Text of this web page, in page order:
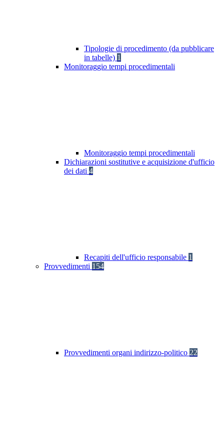
Tipologie di procedimento (da pubblicare
in tabelle) 1
Monitoraggio tempi procedimentali
Monitoraggio tempi procedimentali
Dichiarazioni sostitutive e acquisizione d'ufficio
dei dati 4
Recapiti dell'ufficio responsabile 1
Provvedimenti 154
Provvedimenti organi indirizzo-politico 22